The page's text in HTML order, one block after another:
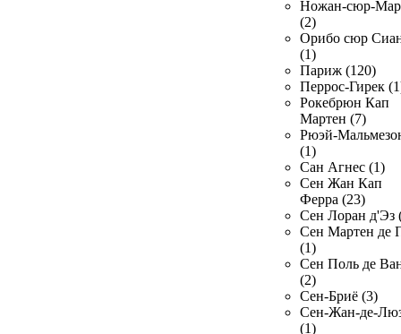
Ножан-сюр-
(2)
Орибо сюр
(1)
Париж (120)
Перрос-Гирек
Рокебрюн Кап
Мартен (7)
Рюэй-
(1)
Сан Агнес (1)
Сен Жан Кап
Ферра (23)
Сен Лоран д'Эз
Сен Мартен де
(1)
Сен Поль де
(2)
Сен-Бриё (3)
Сен-Жан-де-
(1)